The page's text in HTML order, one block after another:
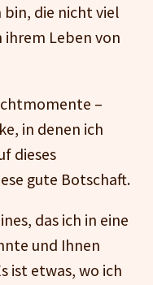
bin, die nicht viel
ihrem Leben von
–
in denen ich
dieses
gute Botschaft.
das ich in eine
und Ihnen
ist etwas, wo ich